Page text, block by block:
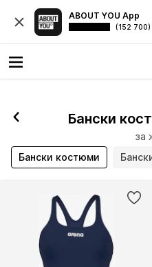
ABOUT YOU App
(152 700)
Бански
за
Бански костюми